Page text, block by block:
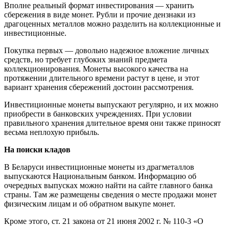
Вполне реальный формат инвестирования — хранить
сбережения в виде монет. Рубли и прочие дензнаки из
драгоценных металлов можно разделить на коллекционные и
инвестиционные.
Покупка первых — довольно надежное вложение личных
средств, но требует глубоких знаний предмета
коллекционирования. Монеты высокого качества на
протяжении длительного времени растут в цене, и этот
вариант хранения сбережений достоин рассмотрения.
Инвестиционные монеты выпускают регулярно, и их можно
приобрести в банковских учреждениях. При условии
правильного хранения длительное время они также приносят
весьма неплохую прибыль.
На поиски кладов
В Беларуси инвестиционные монеты из драгметаллов
выпускаются Национальным банком. Информацию об
очередных выпусках можно найти на сайте главного банка
страны. Там же размещены сведения о месте продажи монет
физическим лицам и об обратном выкупе монет.
Кроме этого, ст. 21 закона от 21 июня 2002 г. № 110-3 «О